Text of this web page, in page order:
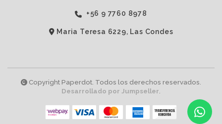
‭+56 9 7760 8978‬
Maria Teresa 6229, Las Condes
Copyright Paperdot. Todos los derechos reservados.
Desarrollado por Jumpseller